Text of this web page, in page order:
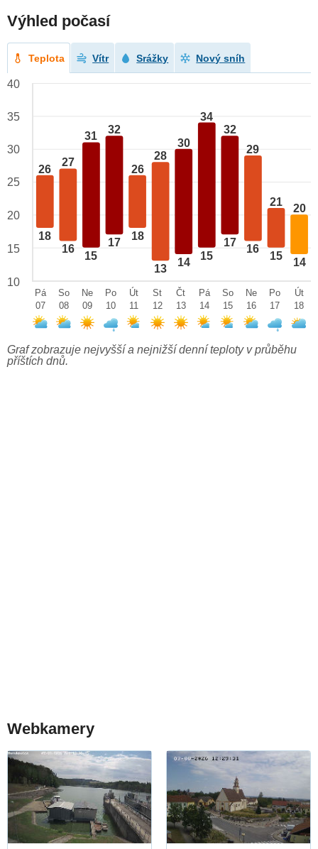
Výhled počasí
Teplota Vítr Srážky Nový sníh
26
18
27
16
31
15
32
17
26
18
28
13
30
14
34
15
32
17
29
16
21
15
20
14
40
35
30
25
20
15
10
Pá
07
So
08
Ne
09
Po
10
Út
11
St
12
Čt
13
Pá
14
So
15
Ne
16
Po
17
Út
18
Graf zobrazuje nejvyšší a nejnižší denní teploty v průběhu
příštích dnů.
Webkamery